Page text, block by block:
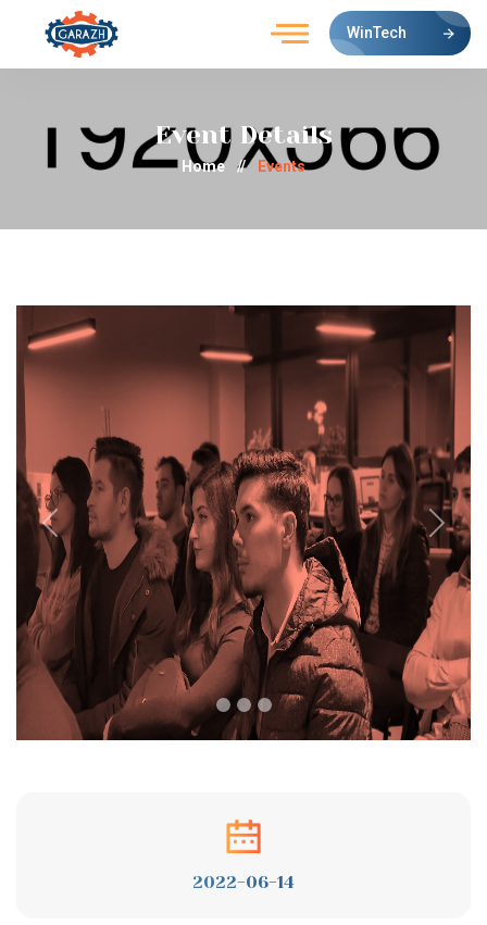
WinTech
Event Details
Home // Events
Previous Next
2022-06-14